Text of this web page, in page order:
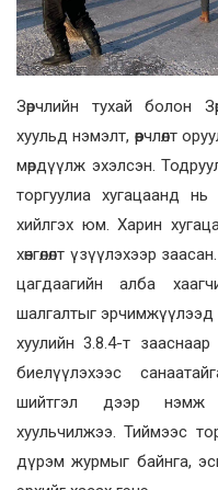
Зөрчлийн тухай болон
хуульд нэмэлт, өөрчлөлт
мөрдүүлж эхэлсэн.
торгуулиа хугацаанд нь
хийлгэх юм. Харин
хөнгөлөлт үзүүлэхээр
цагдаагийн алба
шалгалтыг эрчимжүүлээд
хуулийн 3.8.4-т зааснаар
биелүүлэхээс
шийтгэл дээр нэмж
хуульчилжээ. Тиймээс
дүрэм журмыг байнга,